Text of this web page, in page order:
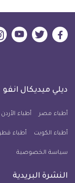
ديلي
فيسبوك
ديلي
تويتر
ديلي
ديلي ميديكال انفو
أطباء مصر أطباء الأردن
أطباء الكويت أطباء قطر
سياسة الخصوصية
النشرة البريدية